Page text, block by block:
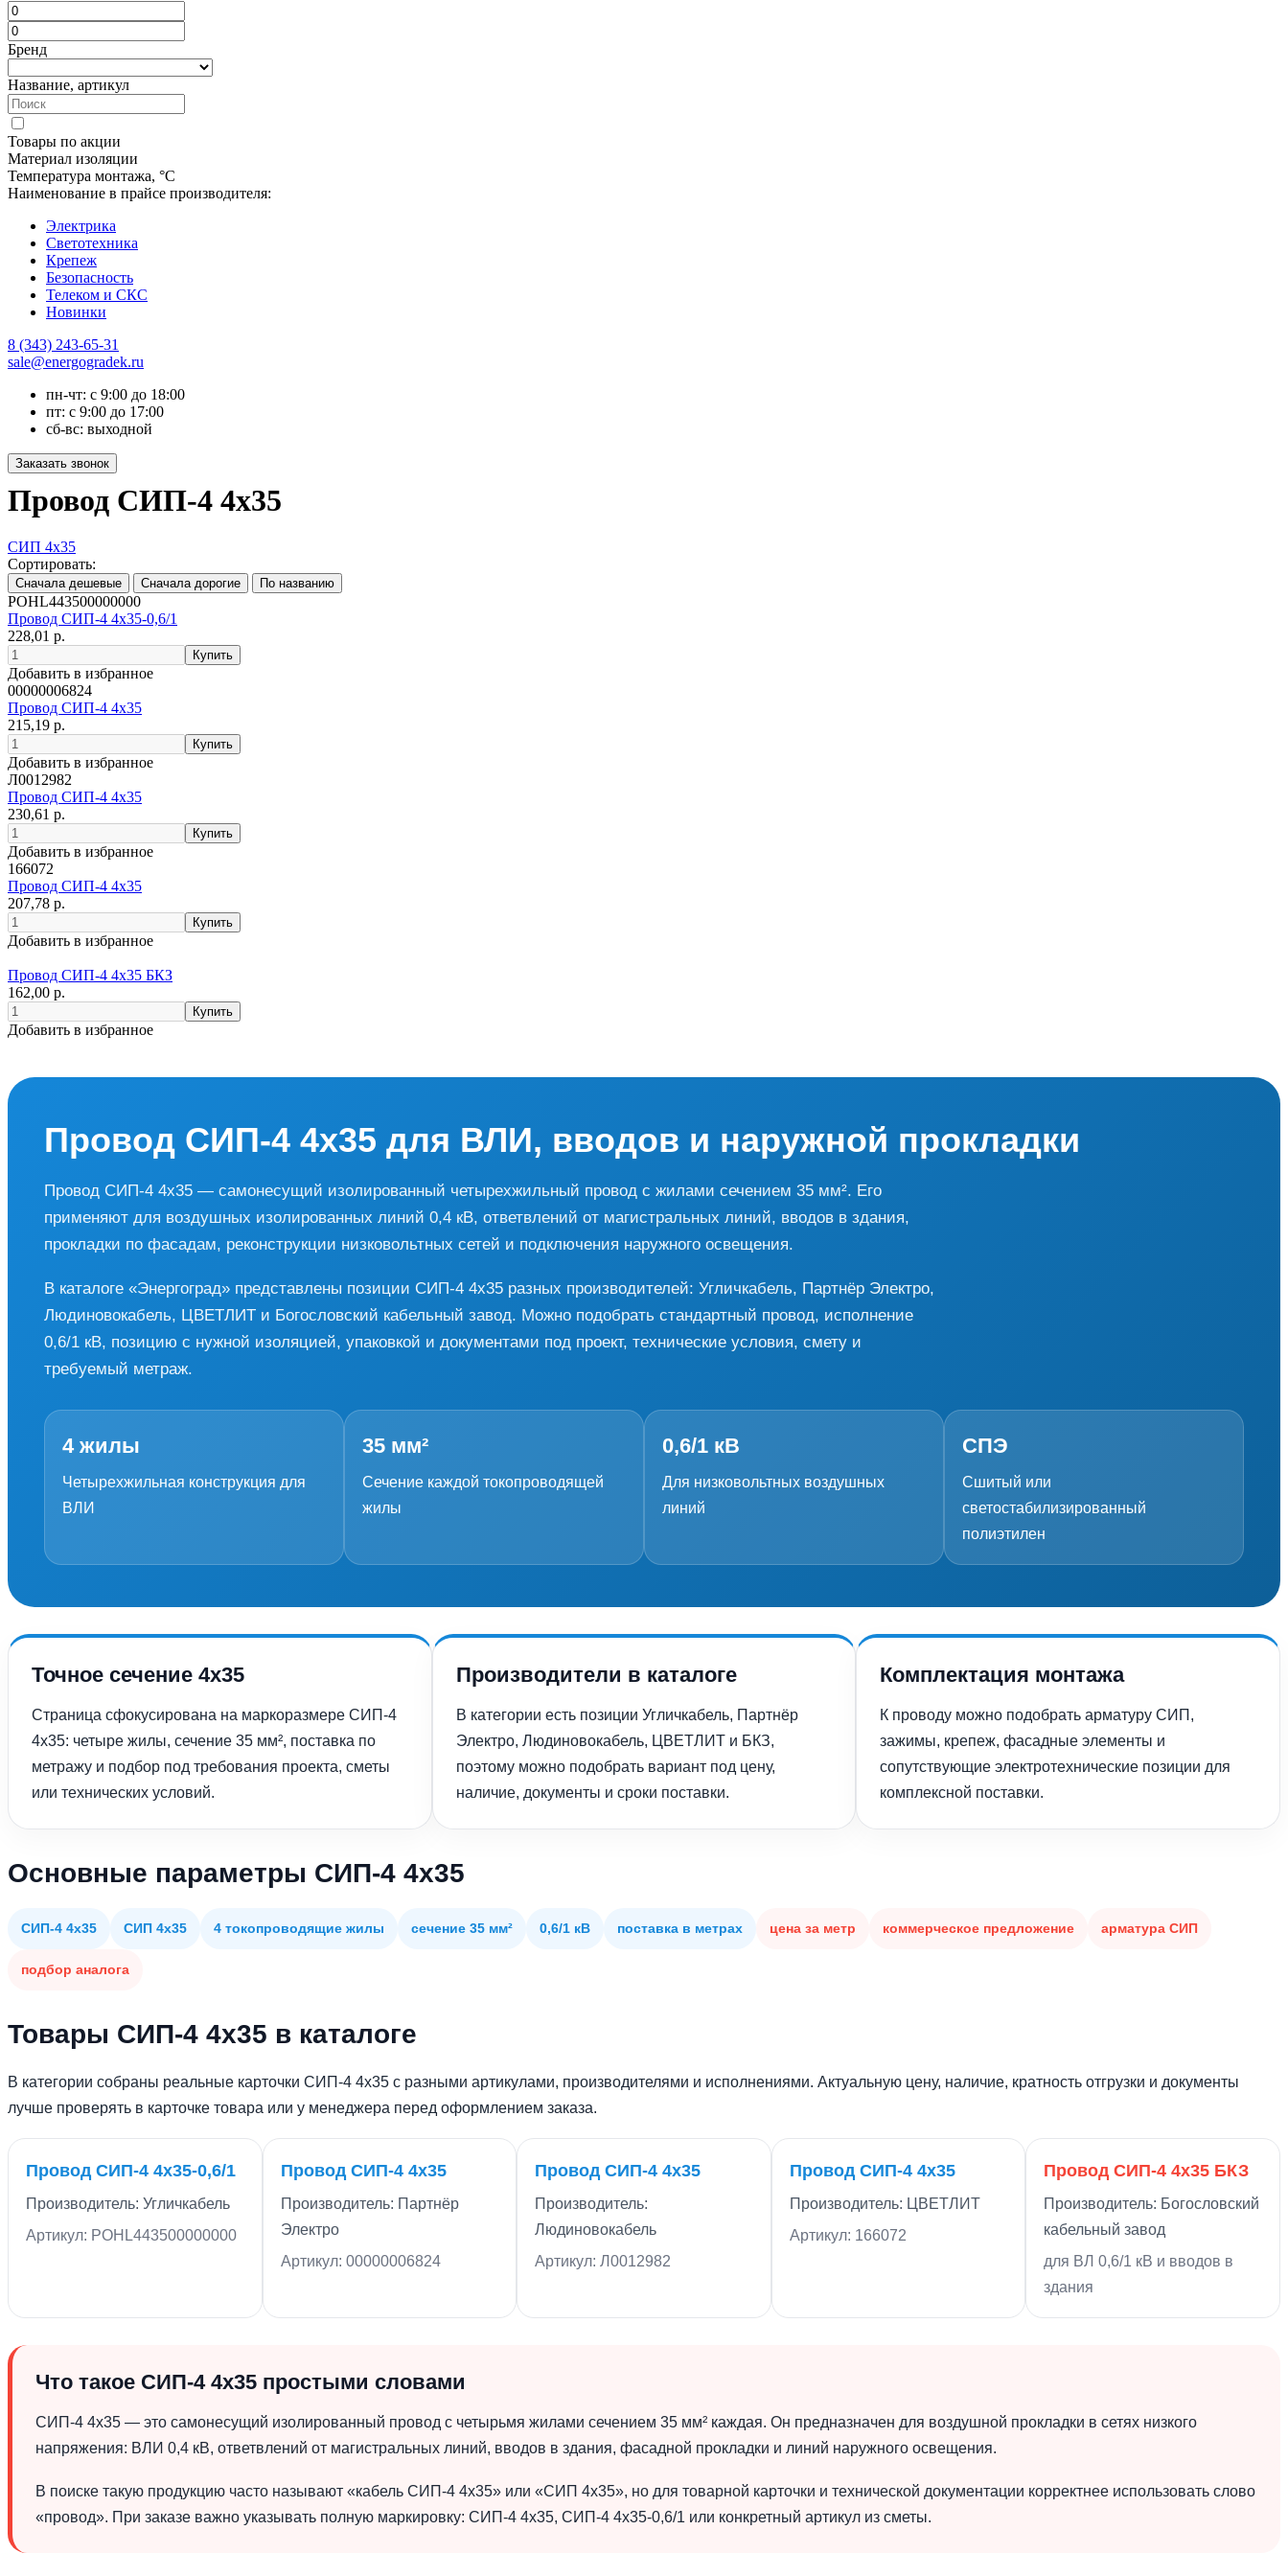
Бренд
Название, артикул
Товары по акции
Материал изоляции
Температура монтажа, °C
Наименование в прайсе производителя:
Электрика
Светотехника
Крепеж
Безопасность
Телеком и СКС
Новинки
8 (343) 243-65-31
sale@energogradek.ru
пн-чт: с 9:00 до 18:00
пт: с 9:00 до 17:00
сб-вс: выходной
Провод СИП-4 4х35
СИП 4х35
Сортировать:
POHL443500000000
Провод СИП-4 4х35-0,6/1
228,01 р.
Добавить в избранное
00000006824
Провод СИП-4 4х35
215,19 р.
Добавить в избранное
Л0012982
Провод СИП-4 4х35
230,61 р.
Добавить в избранное
166072
Провод СИП-4 4х35
207,78 р.
Добавить в избранное
Провод СИП-4 4х35 БКЗ
162,00 р.
Добавить в избранное
Провод СИП-4 4х35 для ВЛИ, вводов и наружной прокладки
Провод СИП-4 4х35 — самонесущий изолированный четырехжильный провод с жилами сечением 35 мм². Его
применяют для воздушных изолированных линий 0,4 кВ, ответвлений от магистральных линий, вводов в здания,
прокладки по фасадам, реконструкции низковольтных сетей и подключения наружного освещения.
В каталоге «Энергоград» представлены позиции СИП-4 4х35 разных производителей: Угличкабель, Партнёр Электро,
Людиновокабель, ЦВЕТЛИТ и Богословский кабельный завод. Можно подобрать стандартный провод, исполнение
0,6/1 кВ, позицию с нужной изоляцией, упаковкой и документами под проект, технические условия, смету и
требуемый метраж.
4 жилы
Четырехжильная конструкция для
ВЛИ
35 мм²
Сечение каждой токопроводящей
жилы
0,6/1 кВ
Для низковольтных воздушных
линий
СПЭ
Сшитый или
светостабилизированный
полиэтилен
Точное сечение 4х35
Страница сфокусирована на маркоразмере СИП-4
4х35: четыре жилы, сечение 35 мм², поставка по
метражу и подбор под требования проекта, сметы
или технических условий.
Производители в каталоге
В категории есть позиции Угличкабель, Партнёр
Электро, Людиновокабель, ЦВЕТЛИТ и БКЗ,
поэтому можно подобрать вариант под цену,
наличие, документы и сроки поставки.
Комплектация монтажа
К проводу можно подобрать арматуру СИП,
зажимы, крепеж, фасадные элементы и
сопутствующие электротехнические позиции для
комплексной поставки.
Основные параметры СИП-4 4х35
СИП-4 4х35 СИП 4х35 4 токопроводящие жилы сечение 35 мм² 0,6/1 кВ поставка в метрах цена за метр коммерческое предложение арматура СИП
подбор аналога
Товары СИП-4 4х35 в каталоге
В категории собраны реальные карточки СИП-4 4х35 с разными артикулами, производителями и исполнениями. Актуальную цену, наличие, кратность отгрузки и документы
лучше проверять в карточке товара или у менеджера перед оформлением заказа.
Провод СИП-4 4х35-0,6/1
Производитель: Угличкабель
Артикул: POHL443500000000
Провод СИП-4 4х35
Производитель: Партнёр
Электро
Артикул: 00000006824
Провод СИП-4 4х35
Производитель:
Людиновокабель
Артикул: Л0012982
Провод СИП-4 4х35
Производитель: ЦВЕТЛИТ
Артикул: 166072
Провод СИП-4 4х35 БКЗ
Производитель: Богословский
кабельный завод
для ВЛ 0,6/1 кВ и вводов в
здания
Что такое СИП-4 4х35 простыми словами
СИП-4 4х35 — это самонесущий изолированный провод с четырьмя жилами сечением 35 мм² каждая. Он предназначен для воздушной прокладки в сетях низкого
напряжения: ВЛИ 0,4 кВ, ответвлений от магистральных линий, вводов в здания, фасадной прокладки и линий наружного освещения.
В поиске такую продукцию часто называют «кабель СИП-4 4х35» или «СИП 4х35», но для товарной карточки и технической документации корректнее использовать слово
«провод». При заказе важно указывать полную маркировку: СИП-4 4х35, СИП-4 4х35-0,6/1 или конкретный артикул из сметы.